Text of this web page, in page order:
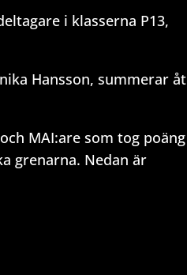
i klasserna P13,
Hansson, summerar åt
MAI:are som tog poäng
grenarna. Nedan är